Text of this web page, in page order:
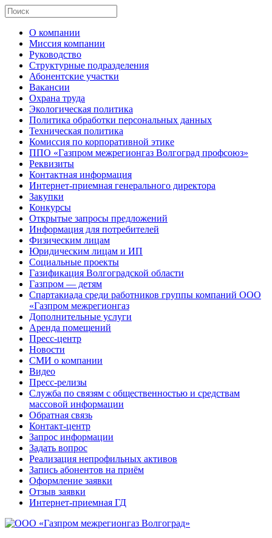
О компании
Миссия компании
Руководство
Структурные подразделения
Абонентские участки
Вакансии
Охрана труда
Экологическая политика
Политика обработки персональных данных
Техническая политика
Комиссия по корпоративной этике
ППО «Газпром межрегионгаз Волгоград профсоюз»
Реквизиты
Контактная информация
Интернет-приемная генерального директора
Закупки
Конкурсы
Открытые запросы предложений
Информация для потребителей
Физическим лицам
Юридическим лицам и ИП
Социальные проекты
Газификация Волгоградской области
Газпром — детям
Спартакиада среди работников группы компаний ООО
«Газпром межрегионгаз
Дополнительные услуги
Аренда помещений
Пресс-центр
Новости
СМИ о компании
Видео
Пресс-релизы
Служба по связям с общественностью и средствам
массовой информации
Обратная связь
Контакт-центр
Запрос информации
Задать вопрос
Реализация непрофильных активов
Запись абонентов на приём
Оформление заявки
Отзыв заявки
Интернет-приемная ГД